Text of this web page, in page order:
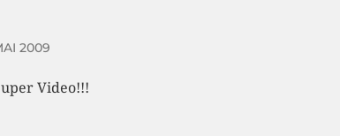
2009
Video!!!